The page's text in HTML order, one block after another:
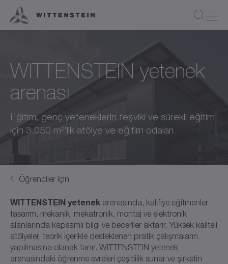
WITTENSTEIN yetenek
arenası
Eğitim, genç yeteneklerin teşviki ve sürekli eğitim
için 3.050 m²'lik atölye ve eğitim odaları.
Öğrenciler için
WITTENSTEIN yetenek arenasında, kalifiye eğitmenler
tasarım, mekanik, mekatronik, montaj ve elektronik
alanlarında kapsamlı bilgi ve beceriler aktarır. Yüksek kaliteli
atölyeler, teorik içerikle desteklenen pratik çalışmaların
yapılmasına olanak tanır. WITTENSTEIN yetenek
arenasındaki öğrenme evreleri çeşitlilik sunar ve şirketin